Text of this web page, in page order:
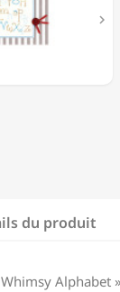

du produit
Alphabet